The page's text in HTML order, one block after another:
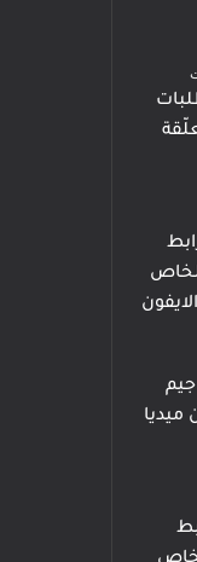
من ميديا